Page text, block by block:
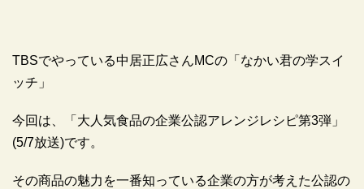
TBSでやっている中居正広さんMCの「なかい君の学スイ
ッチ」
今回は、「大人気食品の企業公認アレンジレシピ第3弾」
(5/7放送)です。
その商品の魅力を一番知っている企業の方が考えた公認の